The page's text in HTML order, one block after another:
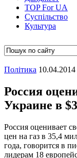
TOP For UA
Суспiльство
Культура
Полiтика
Россия
Украине в
Россия оценивает
цен на газ в 35,4
года, говорится в
лидерам 18